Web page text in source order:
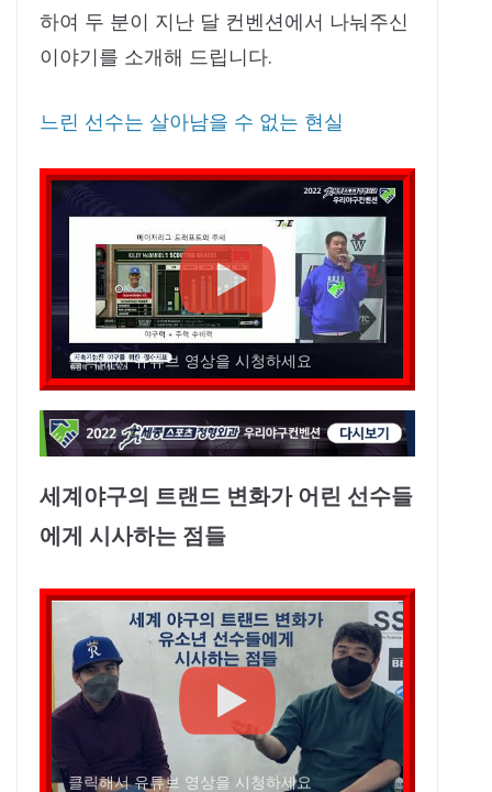
하여 두 분이 지난 달 컨벤션에서 나눠주신
이야기를 소개해 드립니다.
느린 선수는 살아남을 수 없는 현실
클릭해서 유튜브 영상을 시청하세요
세계야구의 트랜드 변화가 어린 선수들
에게 시사하는 점들
클릭해서 유튜브 영상을 시청하세요